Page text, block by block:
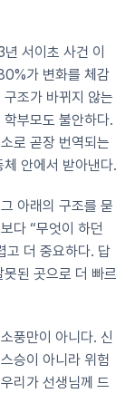
서이초 사건 이
가 변화를 체감
조가 바뀌지 않는
부모도 불안하다.
로 곧장 번역되는
안에서 받아낸다.
아래의 구조를 묻
다 “무엇이 하던
고 더 중요하다. 답
된 곳으로 더 빠르
풍만이 아니다. 신
승이 아니라 위험
리가 선생님께 드